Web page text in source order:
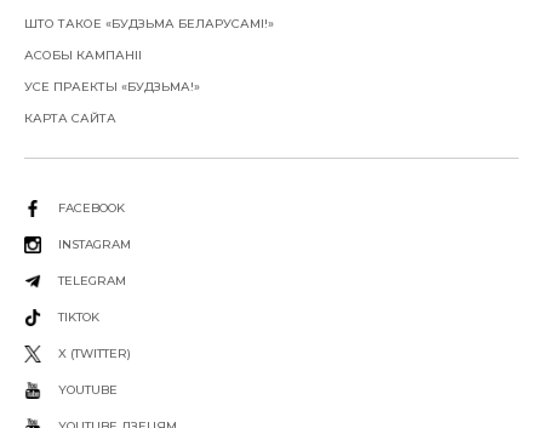
ШТО ТАКОЕ «БУДЗЬМА БЕЛАРУСАМІ!»
АСОБЫ КАМПАНІІ
УСЕ ПРАЕКТЫ «БУДЗЬМА!»
КАРТА САЙТА
FACEBOOK
INSTAGRAM
TELEGRAM
TIKTOK
X (TWITTER)
YOUTUBE